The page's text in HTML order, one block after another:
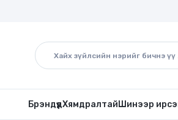
БрэндүүдХямдралтайШинээр